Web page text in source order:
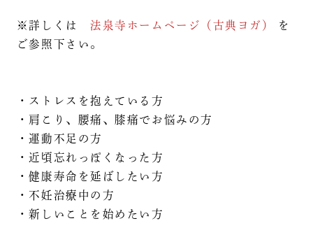
※詳しくは法泉寺ホームページ（古典ヨガ）
を
ご参照下さい。
・ストレスを抱えている方
・肩こり、腰痛、膝痛でお悩みの方
・運動不足の方
・近頃忘れっぽくなった方
・健康寿命を延ばしたい方
・不妊治療中の方
・新しいことを始めたい方